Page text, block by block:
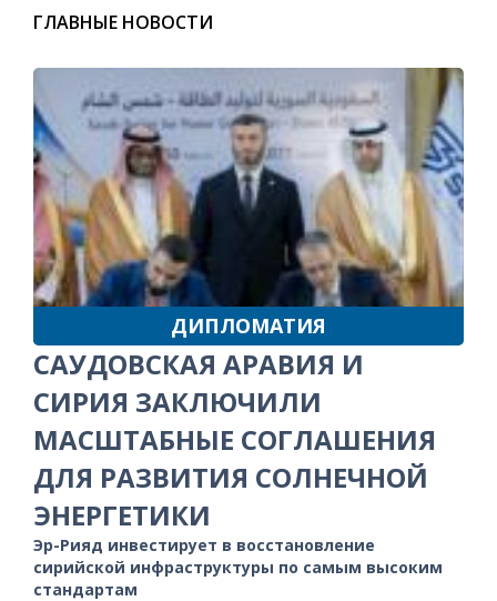
ГЛАВНЫЕ НОВОСТИ
ДИПЛОМАТИЯ
САУДОВСКАЯ АРАВИЯ И
СИРИЯ ЗАКЛЮЧИЛИ
МАСШТАБНЫЕ СОГЛАШЕНИЯ
ДЛЯ РАЗВИТИЯ СОЛНЕЧНОЙ
ЭНЕРГЕТИКИ
Эр-Рияд инвестирует в восстановление
сирийской инфраструктуры по самым высоким
стандартам